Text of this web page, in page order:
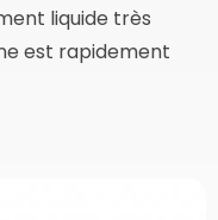
liquide très
est rapidement